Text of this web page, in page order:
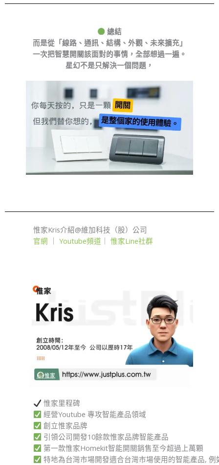
總結
而是從「線路、通訊、結構、外觀、未來擴充」
一次把智慧開關該面對的事情，全部想過一遍。
星幻不是只解決一個問題，
惟家Kris介紹@維加科技（股）公司
官網 ｜Youtube頻道 ｜惟家Line社群
惟家里程碑
經營Youtube 專攻智能產品領域
創立惟家品牌
引領公司開發10餘款惟家品牌智能產品
第一款惟家Homekit智能開關銷售至今超過 上萬顆
特地為台灣市場開發適合台灣市場使用的智能產品, 例